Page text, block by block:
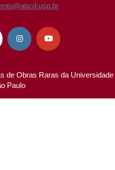
 
de Obras Raras da Universidade
Paulo